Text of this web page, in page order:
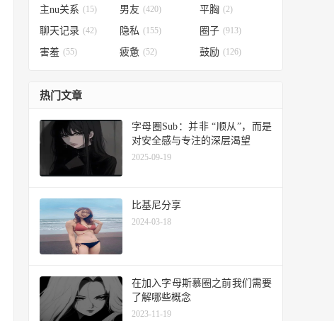
主nu关系 (15) 男友 (420) 平胸 (2)
聊天记录 (42) 隐私 (155) 圈子 (913)
害羞 (55) 疲惫 (52) 鼓励 (126)
热门文章
字母圈Sub：并非 “顺从”，而是
对安全感与专注的深层渴望
2025-09-19
比基尼分享
2024-03-18
在加入字母斯慕圈之前我们需要
了解哪些概念
2023-11-19